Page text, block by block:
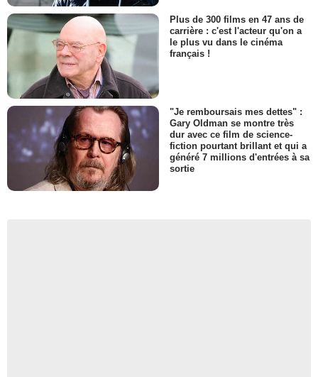
Plus de 300 films en 47 ans de
carrière : c'est l'acteur qu'on a
le plus vu dans le cinéma
français !
"Je remboursais mes dettes" :
Gary Oldman se montre très
dur avec ce film de science-
fiction pourtant brillant et qui a
généré 7 millions d'entrées à sa
sortie